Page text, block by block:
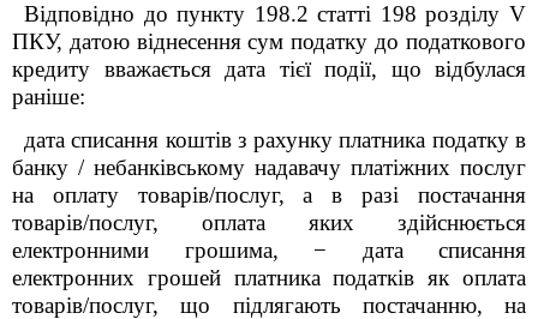
Відповідно до пункту 198.2 статті 198 розділу V
ПКУ, датою віднесення сум податку до податкового
кредиту вважається дата тієї події, що відбулася
раніше:
дата списання коштів з рахунку платника податку в
банку / небанківському надавачу платіжних послуг
на оплату товарів/послуг, а в разі постачання
товарів/послуг, оплата яких здійснюється
електронними грошима, − дата списання
електронних грошей платника податків як оплата
товарів/послуг, що підлягають постачанню, на